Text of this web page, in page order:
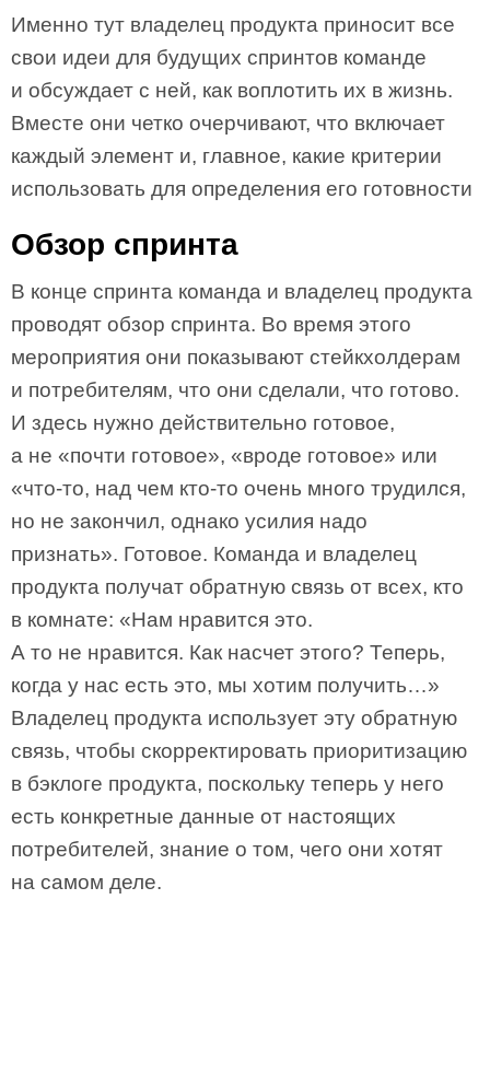
Именно тут владелец продукта приносит все
свои идеи для будущих спринтов команде
и обсуждает с ней, как воплотить их в жизнь.
Вместе они четко очерчивают, что включает
каждый элемент и, главное, какие критерии
использовать для определения его готовности
Обзор спринта
В конце спринта команда и владелец продукта
проводят обзор спринта. Во время этого
мероприятия они показывают стейкхолдерам
и потребителям, что они сделали, что готово.
И здесь нужно действительно готовое,
а не «почти готовое», «вроде готовое» или
«что-то, над чем кто-то очень много трудился,
но не закончил, однако усилия надо
признать». Готовое. Команда и владелец
продукта получат обратную связь от всех, кто
в комнате: «Нам нравится это.
А то не нравится. Как насчет этого? Теперь,
когда у нас есть это, мы хотим получить…»
Владелец продукта использует эту обратную
связь, чтобы скорректировать приоритизацию
в бэклоге продукта, поскольку теперь у него
есть конкретные данные от настоящих
потребителей, знание о том, чего они хотят
на самом деле.